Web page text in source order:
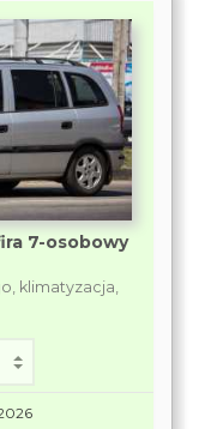
7-osobowy
klimatyzacja,